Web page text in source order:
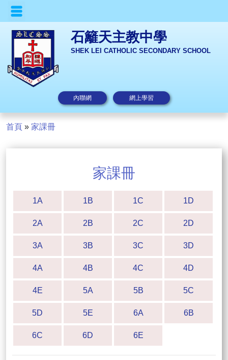
石籬天主教中學
SHEK LEI CATHOLIC SECONDARY SCHOOL
內聯網 網上學習
首頁 » 家課冊
家課冊
1A 1B 1C 1D
2A 2B 2C 2D
3A 3B 3C 3D
4A 4B 4C 4D
4E 5A 5B 5C
5D 5E 6A 6B
6C 6D 6E